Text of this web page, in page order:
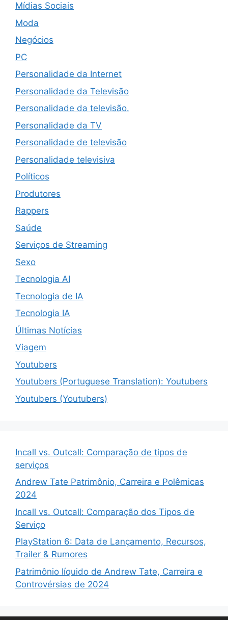
Mídias Sociais
Moda
Negócios
PC
Personalidade da Internet
Personalidade da Televisão
Personalidade da televisão.
Personalidade da TV
Personalidade de televisão
Personalidade televisiva
Políticos
Produtores
Rappers
Saúde
Serviços de Streaming
Sexo
Tecnologia AI
Tecnologia de IA
Tecnologia IA
Últimas Notícias
Viagem
Youtubers
Youtubers (Portuguese Translation): Youtubers
Youtubers (Youtubers)
Incall vs. Outcall: Comparação de tipos de
serviços
Andrew Tate Patrimônio, Carreira e Polêmicas
2024
Incall vs. Outcall: Comparação dos Tipos de
Serviço
PlayStation 6: Data de Lançamento, Recursos,
Trailer & Rumores
Patrimônio líquido de Andrew Tate, Carreira e
Controvérsias de 2024